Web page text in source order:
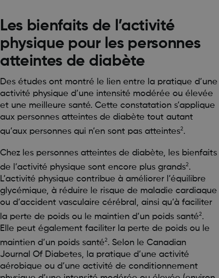
Les bienfaits de l’activité
physique pour les personnes
atteintes de diabète
Des études ont montré le lien entre la pratique d’une
activité physique d’une intensité modérée ou élevée
et une meilleure santé. Cette constatation s’applique
aux personnes atteintes de diabète tout autant
qu’aux personnes qui n’en sont pas atteintes2 .
Chez les personnes atteintes de diabète, les bienfaits
de l’activité physique sont encore plus grands2 .
L’activité physique contribue à améliorer l’équilibre
glycémique, à réduire le risque de maladie cardiaque
ou d’accident vasculaire cérébral, ainsi qu’à faciliter
la perte de poids ou le maintien d’un poids santé2 .
Elle peut également faciliter la perte de poids ou le
maintien d’un poids santé2 . Selon le Canadian
Journal Of Diabetes, la pratique d’une activité
aérobique ou d’une activité de conditionnement